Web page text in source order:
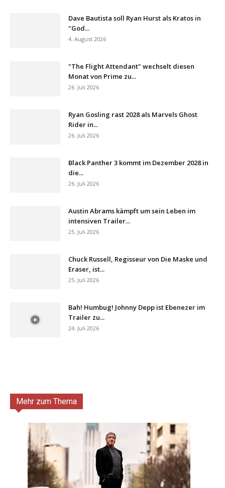
Dave Bautista soll Ryan Hurst als Kratos in
"God...
4. August 2026
"The Flight Attendant" wechselt diesen
Monat von Prime zu...
26. Juli 2026
Ryan Gosling rast 2028 als Marvels Ghost
Rider in...
26. Juli 2026
Black Panther 3 kommt im Dezember 2028 in
die...
26. Juli 2026
Austin Abrams kämpft um sein Leben im
intensiven Trailer...
25. Juli 2026
Chuck Russell, Regisseur von Die Maske und
Eraser, ist...
25. Juli 2026
Bah! Humbug! Johnny Depp ist Ebenezer im
Trailer zu...
24. Juli 2026
Mehr zum Thema